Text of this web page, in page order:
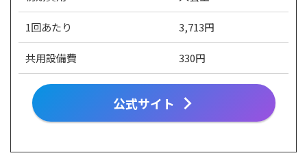
1回あたり 3,713円
共用設備費 330円
公式サイト